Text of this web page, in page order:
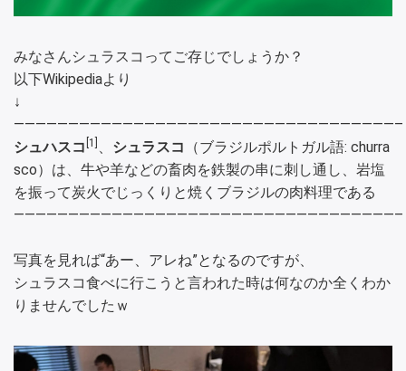
みなさんシュラスコってご存じでしょうか？
以下Wikipediaより
↓
———————————————————————————————————–
シュハスコ [1] 、 シュラスコ （ブラジルポルトガル語: churra
sco）は、 牛や羊などの畜肉を鉄製の串に刺し通し、 岩塩
を振って炭火でじっくりと焼く ブラジルの肉料理である
———————————————————————————————————–
写真を見れば“あー、アレね”となるのですが、
シュラスコ食べに行こうと言われた時は何なのか全くわか
りませんでしたｗ